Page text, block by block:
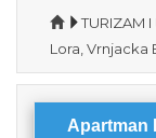
TURIZAM I
Lora, Vrnjacka
Apartman